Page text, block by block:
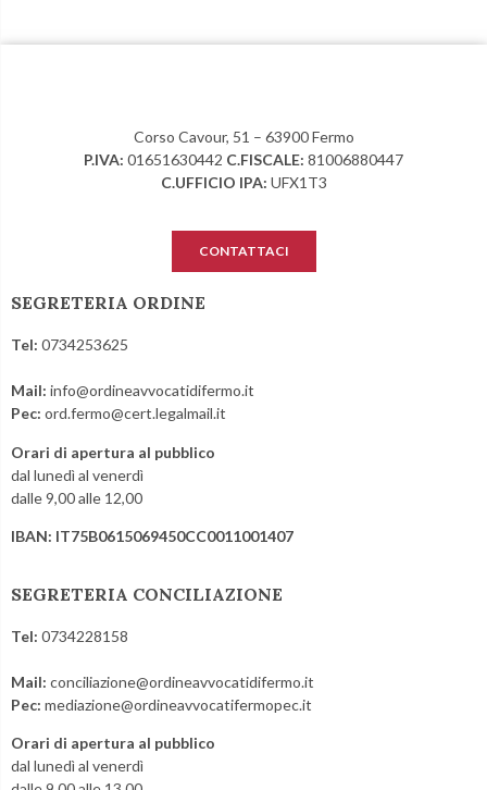
Corso Cavour, 51 – 63900 Fermo
P.IVA: 01651630442 C.FISCALE: 81006880447
C.UFFICIO IPA: UFX1T3
CONTATTACI
SEGRETERIA ORDINE
Tel: 0734253625
Mail: info@ordineavvocatidifermo.it
Pec: ord.fermo@cert.legalmail.it
Orari di apertura al pubblico
dal lunedì al venerdì
dalle 9,00 alle 12,00
IBAN: IT75B0615069450CC0011001407
SEGRETERIA CONCILIAZIONE
Tel: 0734228158
Mail: conciliazione@ordineavvocatidifermo.it
Pec: mediazione@ordineavvocatifermopec.it
Orari di apertura al pubblico
dal lunedì al venerdì